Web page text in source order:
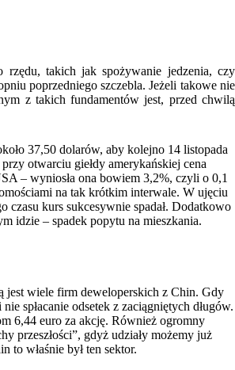
rzędu, takich jak spożywanie jedzenia, czy
poprzedniego szczebla. Jeżeli takowe nie
z takich fundamentów jest, przed chwilą
37,50 dolarów, aby kolejno 14 listopada
otwarciu giełdy amerykańskiej cena
– wyniosła ona bowiem 3,2%, czyli o 0,1
na tak krótkim interwale. W ujęciu
czasu kurs sukcesywnie spadał. Dodatkowo
idzie – spadek popytu na mieszkania.
jest wiele firm deweloperskich z Chin. Gdy
spłacanie odsetek z zaciągniętych długów.
6,44 euro za akcję. Również ogromny
przeszłości”, gdyż udziały możemy już
to właśnie był ten sektor.